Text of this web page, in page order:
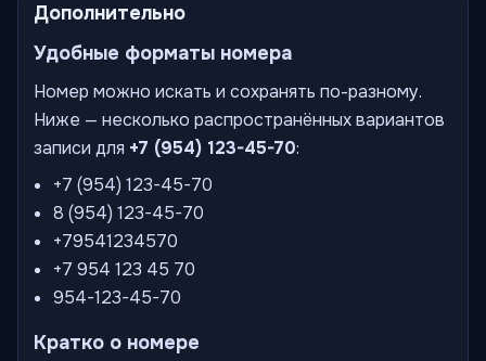
Дополнительно
Удобные форматы номера
Номер можно искать и сохранять по-разному.
Ниже — несколько распространённых вариантов
записи для +7 (954) 123-45-70:
+7 (954) 123-45-70
8 (954) 123-45-70
+79541234570
+7 954 123 45 70
954-123-45-70
Кратко о номере